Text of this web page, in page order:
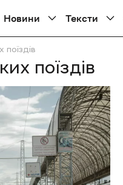
Новини Тексти
поїздів
поїздів